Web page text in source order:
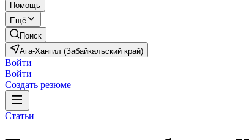
Помощь
Ещё
Поиск
Ага-Хангил (Забайкальский край)
Войти
Войти
Создать резюме
Статьи